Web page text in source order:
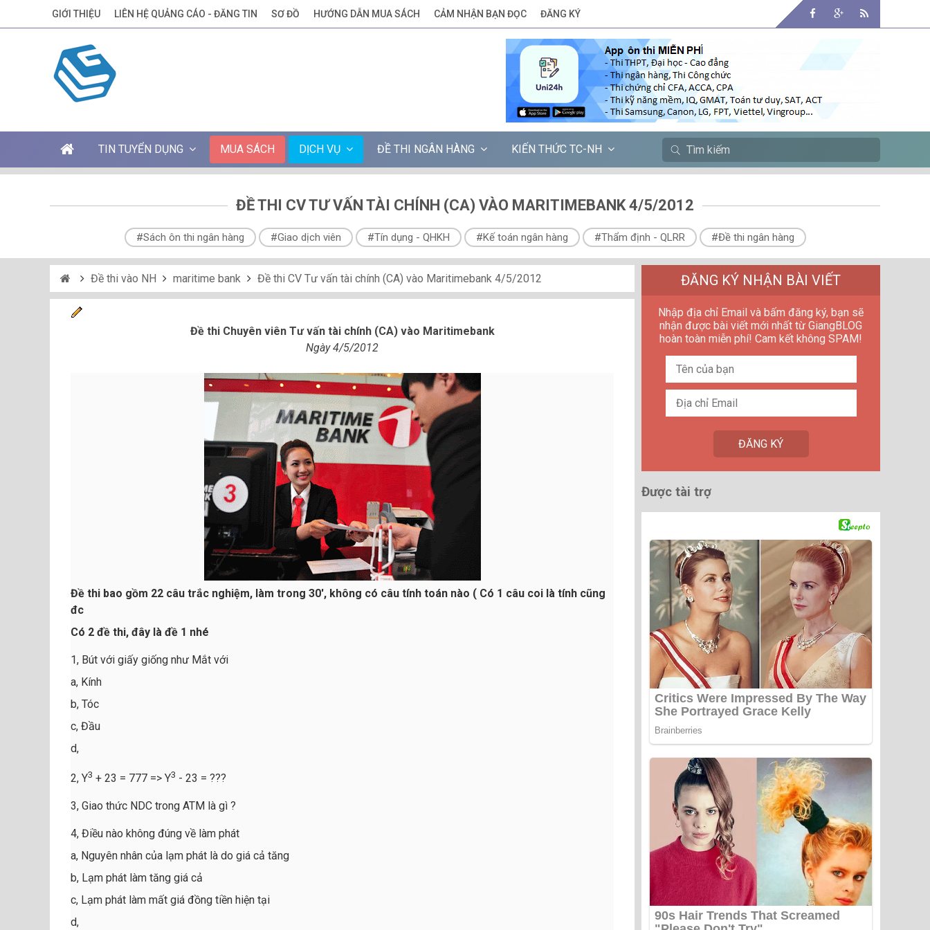
GIỚI THIỆU LIÊN HỆ QUẢNG CÁO - ĐĂNG TIN SƠ ĐỒ HƯỚNG DẪN MUA SÁCH CẢM NHẬN BẠN ĐỌC ĐĂNG KÝ
TIN TUYỂN DỤNG MUA SÁCH DỊCH VỤ ĐỀ THI NGÂN HÀNG KIẾN THỨC TC-NH
ĐỀ THI CV TƯ VẤN TÀI CHÍNH (CA) VÀO MARITIMEBANK 4/5/2012
#Sách ôn thi ngân hàng #Giao dịch viên #Tín dụng - QHKH #Kế toán ngân hàng #Thẩm định - QLRR #Đề thi ngân hàng
Đề thi vào NH maritime bank Đề thi CV Tư vấn tài chính (CA) vào Maritimebank 4/5/2012
Đề thi Chuyên viên Tư vấn tài chính (CA) vào Maritimebank
Ngày 4/5/2012
Đề thi bao gồm 22 câu trắc nghiệm, làm trong 30', không có câu tính toán nào ( Có 1 câu coi là tính cũng
đc
Có 2 đề thi, đây là đề 1 nhé
1, Bút với giấy giống như Mắt với
a, Kính
b, Tóc
c, Đầu
d,
2, Y3 + 23 = 777 => Y3 - 23 = ???
3, Giao thức NDC trong ATM là gì ?
4, Điều nào không đúng về làm phát
a, Nguyên nhân của lạm phát là do giá cả tăng
b, Lạm phát làm tăng giá cả
c, Lạm phát làm mất giá đồng tiền hiện tại
d,
ĐĂNG KÝ NHẬN BÀI VIẾT
Nhập địa chỉ Email và bấm đăng ký, bạn sẽ
nhận được bài viết mới nhất từ GiangBLOG
hoàn toàn miễn phí! Cam kết không SPAM!
Được tài trợ